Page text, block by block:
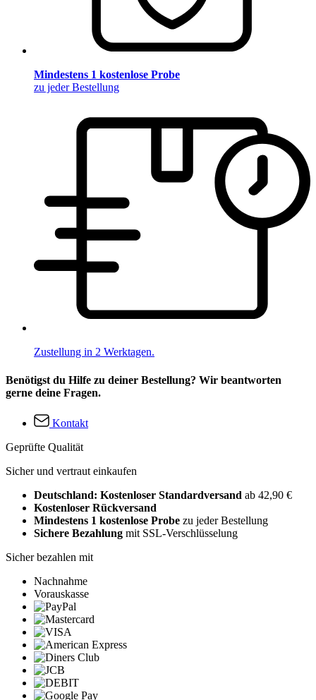
Mindestens 1 kostenlose Probe
zu jeder Bestellung
Zustellung in 2 Werktagen.
Benötigst du Hilfe zu deiner Bestellung? Wir beantworten
gerne deine Fragen.
Kontakt
Geprüfte Qualität
Sicher und vertraut einkaufen
Deutschland: Kostenloser Standardversand ab 42,90 €
Kostenloser Rückversand
Mindestens 1 kostenlose Probe zu jeder Bestellung
Sichere Bezahlung mit SSL-Verschlüsselung
Sicher bezahlen mit
Nachnahme
Vorauskasse